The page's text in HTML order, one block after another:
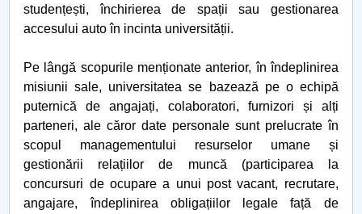
studențești, închirierea de spații sau gestionarea
accesului auto în incinta universității.
Pe lângă scopurile menționate anterior, în îndeplinirea
misiunii sale, universitatea se bazează pe o echipă
puternică de angajați, colaboratori, furnizori și alți
parteneri, ale căror date personale sunt prelucrate în
scopul managementului resurselor umane și
gestionării relațiilor de muncă (participarea la
concursuri de ocupare a unui post vacant, recrutare,
angajare, îndeplinirea obligațiilor legale față de